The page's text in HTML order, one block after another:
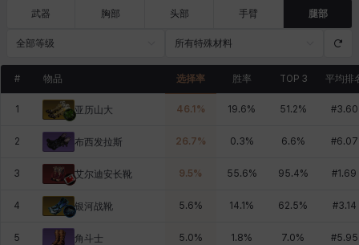
武器 胸部 头部 手臂 腿部
全部等级 所有特殊材料
# 物品 选择率 胜率 TOP 3 平均排
1 亚历山大 46.1 % 19.6% 51.2% #3.60
2 布西发拉斯 26.7% 0.3% 6.6% #6.07
3 艾尔迪安长靴 9.5% 55.6% 95.4% #1.69
4 银河战靴 5.6% 14.1 % 62.5% #3.14
5 角斗士 5.0% 1.8% 7.0% #5.95